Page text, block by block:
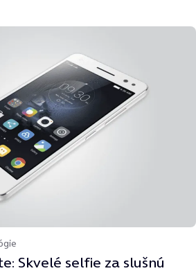
Skvelé selfie za slušnú